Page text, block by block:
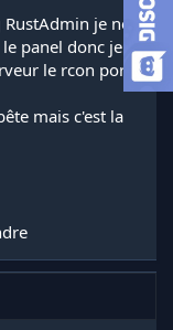
je ne
panel donc je
le rcon port
mais c'est la